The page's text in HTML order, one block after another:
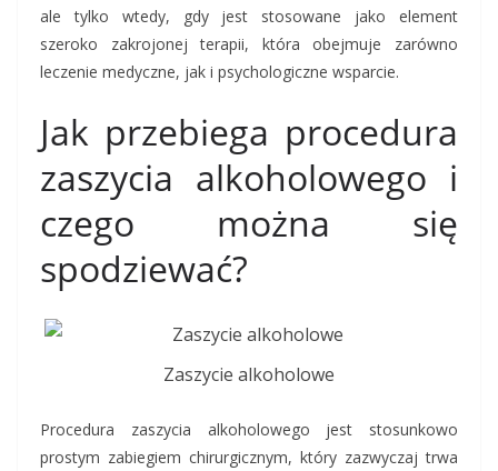
ale tylko wtedy, gdy jest stosowane jako element
szeroko zakrojonej terapii, która obejmuje zarówno
leczenie medyczne, jak i psychologiczne wsparcie.
Jak przebiega procedura
zaszycia alkoholowego i
czego można się
spodziewać?
Zaszycie alkoholowe
Procedura zaszycia alkoholowego jest stosunkowo
prostym zabiegiem chirurgicznym, który zazwyczaj trwa